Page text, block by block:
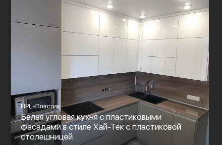
HPL-Пластик
Белая угловая кухня с пластиковыми
фасадами в стиле Хай-Тек с пластиковой
столешницей